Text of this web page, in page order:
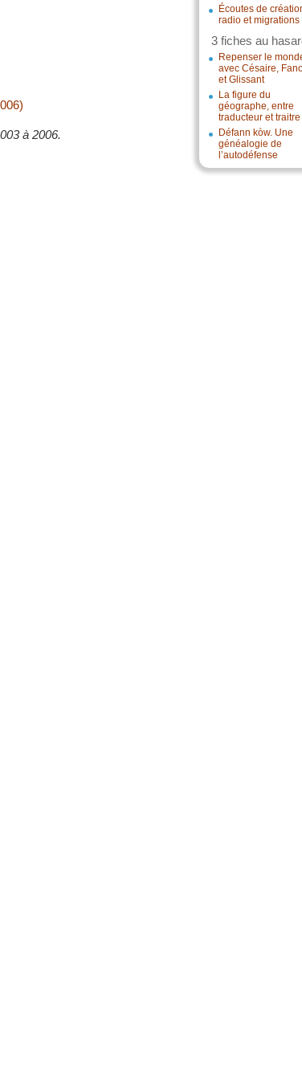
Écoutes de
radio et migrations
3 fiches au
Repenser le
avec Césaire,
et Glissant
La figure du
géographe, entre
traducteur et traitre
Défann kòw. Une
généalogie de
l’autodéfense
à 2006.